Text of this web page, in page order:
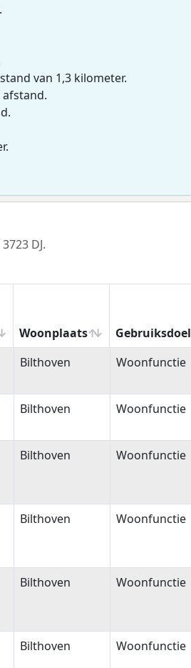
van 1,3 kilometer.
DJ.
Woonplaats Gebruiksdoel
Woonplaats Gebruiksdoel
Bilthoven Woonfunctie
Bilthoven Woonfunctie
Bilthoven Woonfunctie
Bilthoven Woonfunctie
Bilthoven Woonfunctie
Bilthoven Woonfunctie